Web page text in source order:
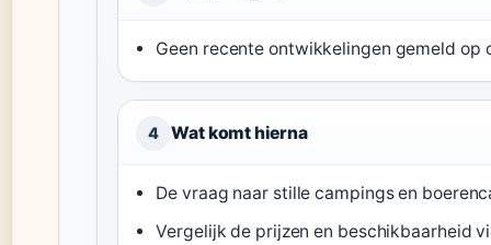
Geen recente ontwikkelingen gemeld op
4 Wat komt hierna
De vraag naar stille campings en
Vergelijk de prijzen en beschikbaarheid